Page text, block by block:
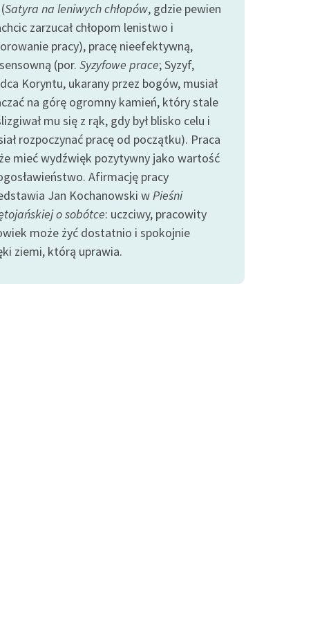
Satyra na leniwych chłopów, gdzie pewien
zarzucał chłopom lenistwo i
pracy), pracę nieefektywną,
(por. Syzyfowe prace; Syzyf,
Koryntu, ukarany przez bogów, musiał
na górę ogromny kamień, który stale
mu się z rąk, gdy był blisko celu i
rozpoczynać pracę od początku). Praca
mieć wydźwięk pozytywny jako wartość
Afirmację pracy
Jan Kochanowski wPieśni
o sobótce: uczciwy, pracowity
może żyć dostatnio i spokojnie
ziemi, którą uprawia.